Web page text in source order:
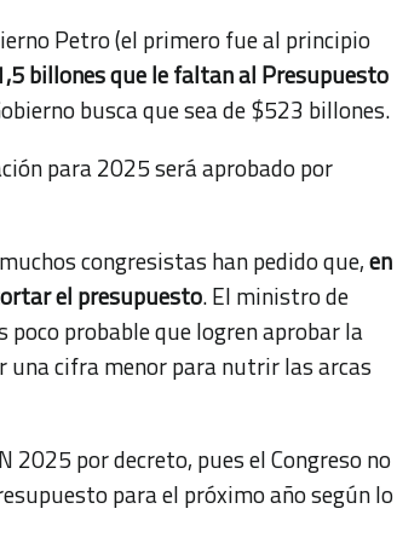
Petro (el primero fue al principio
billones que le faltan al Presupuesto
busca que sea de $523 billones.
para 2025 será aprobado por
congresistas han pedido que,en
el presupuesto. El ministro de
poco probable que logren aprobar la
una cifra menor para nutrir las arcas
2025 por decreto, pues el Congreso no
para el próximo año según lo